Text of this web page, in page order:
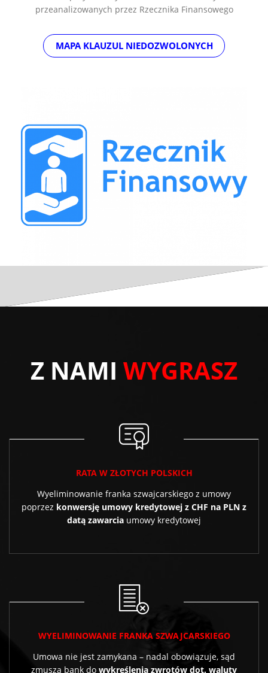
przeanalizowanych przez Rzecznika Finansowego
MAPA KLAUZUL NIEDOZWOLONYCH
Z NAMI WYGRASZ
RATA W ZŁOTYCH POLSKICH
Wyeliminowanie franka szwajcarskiego z umowy
poprzez konwersję umowy kredytowej z CHF na PLN z
datą zawarcia umowy kredytowej
WYELIMINOWANIE FRANKA SZWAJCARSKIEGO
Umowa nie jest zamykana – nadal obowiązuje, sąd
zmusza bank do wykreślenia zwrotów dot. waluty